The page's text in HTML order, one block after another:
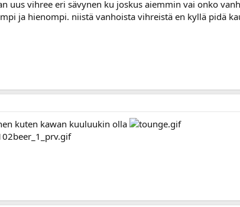
uus vihree eri sävynen ku joskus aiemmin vai onko
ja hienompi. niistä vanhoista vihreistä en kyllä pidä
kuten kawan kuuluukin olla